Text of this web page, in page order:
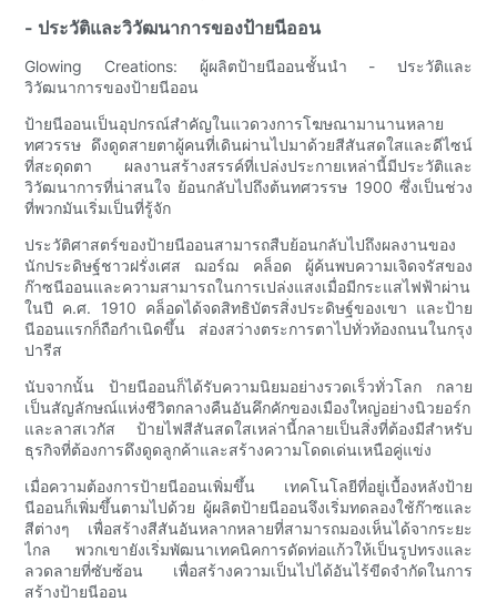
- ประวัติและวิวัฒนาการของป้ายนีออน
Glowing Creations: ผู้ผลิตป้ายนีออนชั้นนำ - ประวัติและ
วิวัฒนาการของป้ายนีออน
ป้ายนีออนเป็นอุปกรณ์สำคัญในแวดวงการโฆษณามานานหลาย
ทศวรรษ ดึงดูดสายตาผู้คนที่เดินผ่านไปมาด้วยสีสันสดใสและดีไซน์
ที่สะดุดตา ผลงานสร้างสรรค์ที่เปล่งประกายเหล่านี้มีประวัติและ
วิวัฒนาการที่น่าสนใจ ย้อนกลับไปถึงต้นทศวรรษ 1900 ซึ่งเป็นช่วง
ที่พวกมันเริ่มเป็นที่รู้จัก
ประวัติศาสตร์ของป้ายนีออนสามารถสืบย้อนกลับไปถึงผลงานของ
นักประดิษฐ์ชาวฝรั่งเศส ฌอร์ฌ คล็อด ผู้ค้นพบความเจิดจรัสของ
ก๊าซนีออนและความสามารถในการเปล่งแสงเมื่อมีกระแสไฟฟ้าผ่าน
ในปี ค.ศ. 1910 คล็อดได้จดสิทธิบัตรสิ่งประดิษฐ์ของเขา และป้าย
นีออนแรกก็ถือกำเนิดขึ้น ส่องสว่างตระการตาไปทั่วท้องถนนในกรุง
ปารีส
นับจากนั้น ป้ายนีออนก็ได้รับความนิยมอย่างรวดเร็วทั่วโลก กลาย
เป็นสัญลักษณ์แห่งชีวิตกลางคืนอันคึกคักของเมืองใหญ่อย่างนิวยอร์ก
และลาสเวกัส ป้ายไฟสีสันสดใสเหล่านี้กลายเป็นสิ่งที่ต้องมีสำหรับ
ธุรกิจที่ต้องการดึงดูดลูกค้าและสร้างความโดดเด่นเหนือคู่แข่ง
เมื่อความต้องการป้ายนีออนเพิ่มขึ้น เทคโนโลยีที่อยู่เบื้องหลังป้าย
นีออนก็เพิ่มขึ้นตามไปด้วย ผู้ผลิตป้ายนีออนจึงเริ่มทดลองใช้ก๊าซและ
สีต่างๆ เพื่อสร้างสีสันอันหลากหลายที่สามารถมองเห็นได้จากระยะ
ไกล พวกเขายังเริ่มพัฒนาเทคนิคการดัดท่อแก้วให้เป็นรูปทรงและ
ลวดลายที่ซับซ้อน เพื่อสร้างความเป็นไปได้อันไร้ขีดจำกัดในการ
สร้างป้ายนีออน